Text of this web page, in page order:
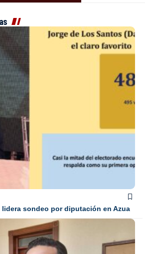
sondeo por diputación en Azua